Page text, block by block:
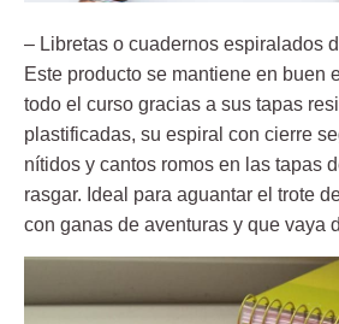
– Libretas o cuadernos espiralados
Este producto se mantiene en buen
todo el curso gracias a sus tapas
plastificadas, su espiral con cierre
nítidos y cantos romos en las tapas
rasgar. Ideal para aguantar el trote
con ganas de aventuras y que vaya